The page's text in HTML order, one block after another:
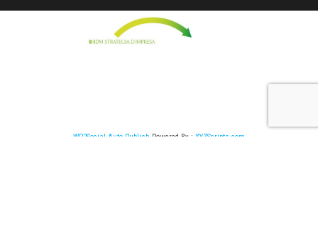
WP2Social Auto Publish Powered By : XYZScripts.com